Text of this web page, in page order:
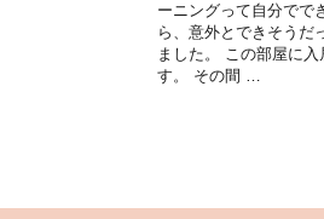
ーニングって自分でで
ら、意外とできそうだ
ました。 この部屋に
す。 その間 …